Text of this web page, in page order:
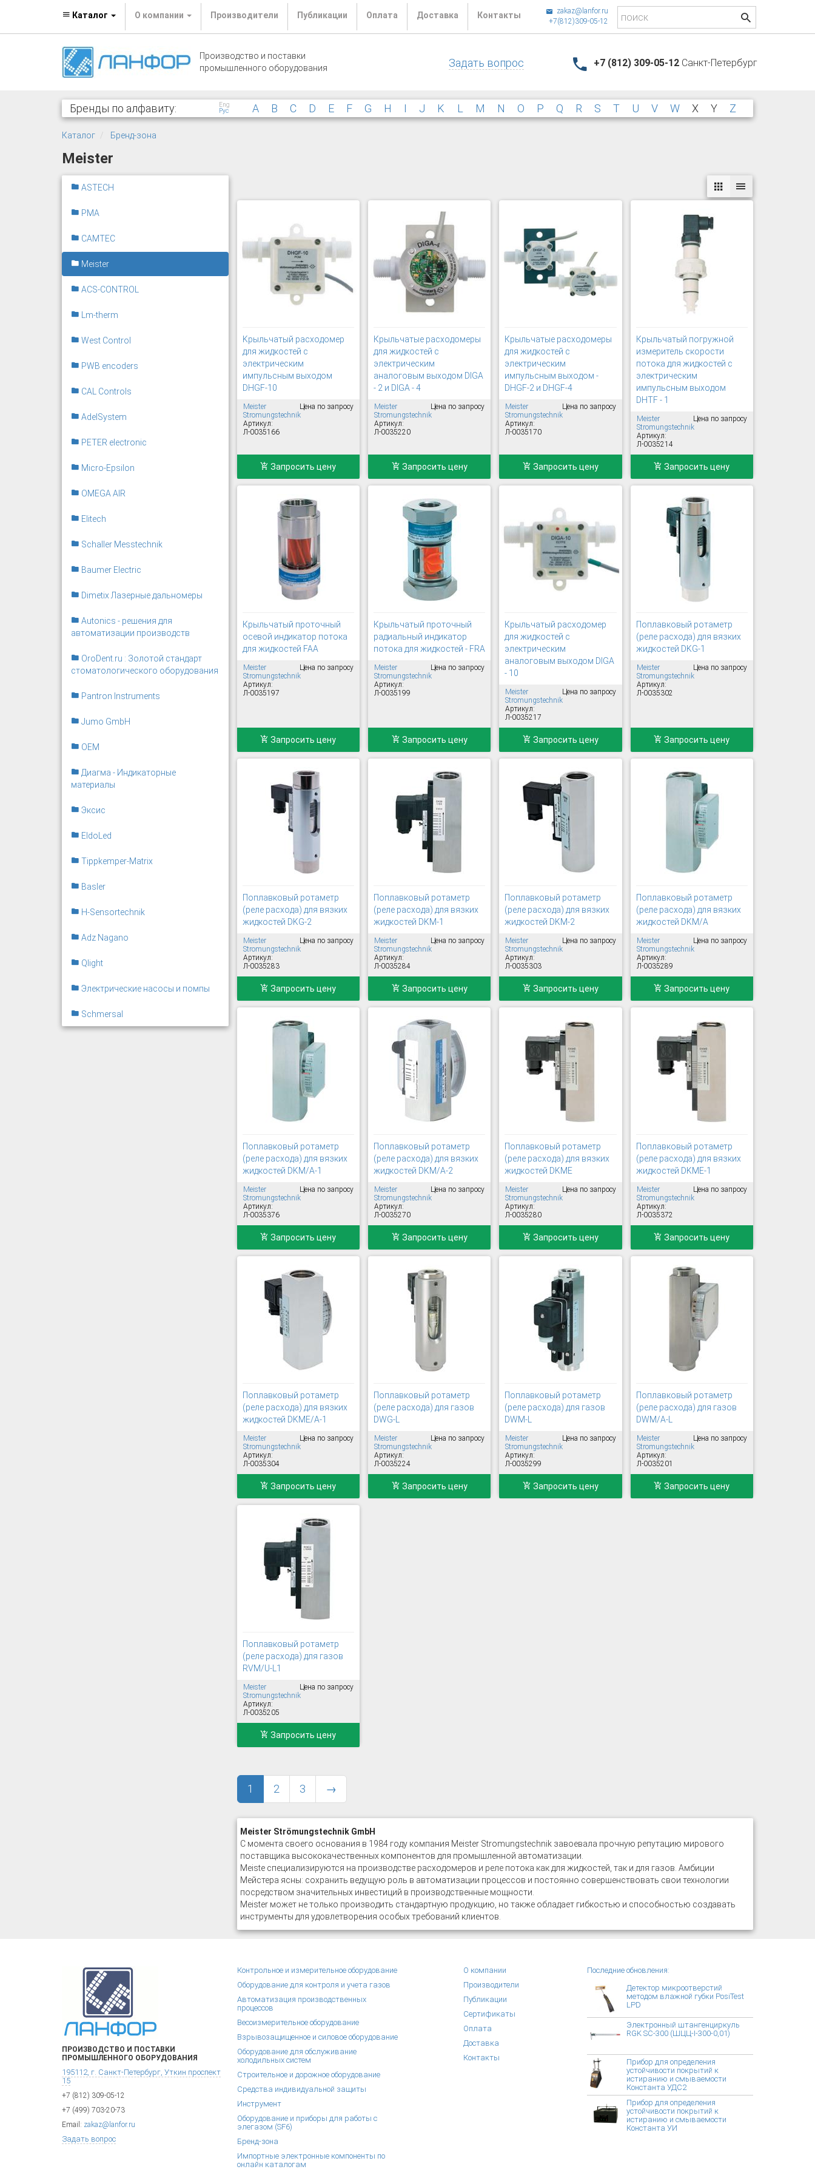
Каталог О компании Производители Публикации Оплата Доставка Контакты
zakaz@lanfor.ru
+7(812)309-05-12
Производство и поставки
промышленного оборудования
Задать вопрос +7 (812) 309-05-12 Санкт-Петербург
Бренды по алфавиту:
Eng
Рус
A B C D E F G H I J K L M N O P Q R S T U VW X Y Z
Каталог Бренд-зона
Meister
ASTECH
PMA
CAMTEC
Meister
ACS-CONTROL
Lm-therm
West Control
PWB encoders
CAL Controls
AdelSystem
PETER electronic
Micro-Epsilon
OMEGA AIR
Elitech
Schaller Messtechnik
Baumer Electric
Dimetix Лазерные дальномеры
Autonics - решения для
автоматизации производств
OroDent.ru : Золотой стандарт
стоматологического оборудования
Pantron Instruments
Jumo GmbH
OEM
Диагма - Индикаторные
материалы
Эксис
EldoLed
Tippkemper-Matrix
Basler
H-Sensortechnik
Adz Nagano
Qlight
Электрические насосы и помпы
Schmersal
Kрыльчатый расходомер
для жидкостей с
электрическим
импульсным выходом
DHGF-10
Meister
Stromungstechnik
Артикул:
Л-0035166
Цена по запросу
Запросить цену
Крыльчатые расходомеры
для жидкостей с
электрическим
аналоговым выходом DIGA
- 2 и DIGA - 4
Meister
Stromungstechnik
Артикул:
Л-0035220
Цена по запросу
Запросить цену
Крыльчатые расходомеры
для жидкостей с
электрическим
импульсным выходом -
DHGF-2 и DHGF-4
Meister
Stromungstechnik
Артикул:
Л-0035170
Цена по запросу
Запросить цену
Крыльчатый погружной
измеритель скорости
потока для жидкостей с
электрическим
импульсным выходом
DHTF - 1
Meister
Stromungstechnik
Артикул:
Л-0035214
Цена по запросу
Запросить цену
Крыльчатый проточный
осевой индикатор потока
для жидкостей FAA
Meister
Stromungstechnik
Артикул:
Л-0035197
Цена по запросу
Запросить цену
Крыльчатый проточный
радиальный индикатор
потока для жидкостей - FRA
Meister
Stromungstechnik
Артикул:
Л-0035199
Цена по запросу
Запросить цену
Крыльчатый расходомер
для жидкостей с
электрическим
аналоговым выходом DIGA
- 10
Meister
Stromungstechnik
Артикул:
Л-0035217
Цена по запросу
Запросить цену
Поплавковый ротаметр
(реле расхода) для вязких
жидкостей DKG-1
Meister
Stromungstechnik
Артикул:
Л-0035302
Цена по запросу
Запросить цену
Поплавковый ротаметр
(реле расхода) для вязких
жидкостей DKG-2
Meister
Stromungstechnik
Артикул:
Л-0035283
Цена по запросу
Запросить цену
Поплавковый ротаметр
(реле расхода) для вязких
жидкостей DKM-1
Meister
Stromungstechnik
Артикул:
Л-0035284
Цена по запросу
Запросить цену
Поплавковый ротаметр
(реле расхода) для вязких
жидкостей DKM-2
Meister
Stromungstechnik
Артикул:
Л-0035303
Цена по запросу
Запросить цену
Поплавковый ротаметр
(реле расхода) для вязких
жидкостей DKM/A
Meister
Stromungstechnik
Артикул:
Л-0035289
Цена по запросу
Запросить цену
Поплавковый ротаметр
(реле расхода) для вязких
жидкостей DKM/A-1
Meister
Stromungstechnik
Артикул:
Л-0035376
Цена по запросу
Запросить цену
Поплавковый ротаметр
(реле расхода) для вязких
жидкостей DKM/A-2
Meister
Stromungstechnik
Артикул:
Л-0035270
Цена по запросу
Запросить цену
Поплавковый ротаметр
(реле расхода) для вязких
жидкостей DKME
Meister
Stromungstechnik
Артикул:
Л-0035280
Цена по запросу
Запросить цену
Поплавковый ротаметр
(реле расхода) для вязких
жидкостей DKME-1
Meister
Stromungstechnik
Артикул:
Л-0035372
Цена по запросу
Запросить цену
Поплавковый ротаметр
(реле расхода) для вязких
жидкостей DKME/A-1
Meister
Stromungstechnik
Артикул:
Л-0035304
Цена по запросу
Запросить цену
Поплавковый ротаметр
(реле расхода) для газов
DWG-L
Meister
Stromungstechnik
Артикул:
Л-0035224
Цена по запросу
Запросить цену
Поплавковый ротаметр
(реле расхода) для газов
DWM-L
Meister
Stromungstechnik
Артикул:
Л-0035299
Цена по запросу
Запросить цену
Поплавковый ротаметр
(реле расхода) для газов
DWM/A-L
Meister
Stromungstechnik
Артикул:
Л-0035201
Цена по запросу
Запросить цену
Поплавковый ротаметр
(реле расхода) для газов
RVM/U-L1
Meister
Stromungstechnik
Артикул:
Л-0035205
Цена по запросу
Запросить цену
1 2 3 →
Meister Strömungstechnik GmbH
С момента своего основания в 1984 году компания Meister Stromungstechnik завоевала прочную репутацию мирового
поставщика высококачественных компонентов для промышленной автоматизации.
Meiste специализируются на производстве расходомеров и реле потока как для жидкостей, так и для газов. Амбиции
Мейстера ясны: сохранить ведущую роль в автоматизации процессов и постоянно совершенствовать свои технологии
посредством значительных инвестиций в производственные мощности.
Meister может не только производить стандартную продукцию, но также обладает гибкостью и способностью создавать
инструменты для удовлетворения особых требований клиентов.
ПРОИЗВОДСТВО И ПОСТАВКИ
ПРОМЫШЛЕННОГО ОБОРУДОВАНИЯ
195112, г. Санкт-Петербург, Уткин проспект
15
+7 (812) 309-05-12
+7 (499) 703-20-73
Email: zakaz@lanfor.ru
Задать вопрос
Контрольное и измерительное оборудование
Оборудование для контроля и учета газов
Автоматизация производственных
процессов
Весоизмерительное оборудование
Взрывозащищенное и силовое оборудование
Оборудование для обслуживание
холодильных систем
Строительное и дорожное оборудование
Средства индивидуальной защиты
Инструмент
Оборудование и приборы для работы с
элегазом (SF6)
Бренд-зона
Импортные электронные компоненты по
онлайн каталогам
О компании
Производители
Публикации
Сертификаты
Оплата
Доставка
Контакты
Последние обновления:
Детектор микроотверстий
методом влажной губки PosiTest
LPD
Электронный штангенциркуль
RGK SC-300 (ШЦЦ-I-300-0,01)
Прибор для определения
устойчивости покрытий к
истиранию и смываемости
Константа УДС2
Прибор для определения
устойчивости покрытий к
истиранию и смываемости
Константа УИ